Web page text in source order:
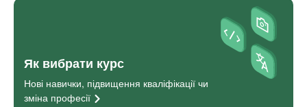
Як вибрати курс
Нові навички, підвищення кваліфікації чи
зміна професії